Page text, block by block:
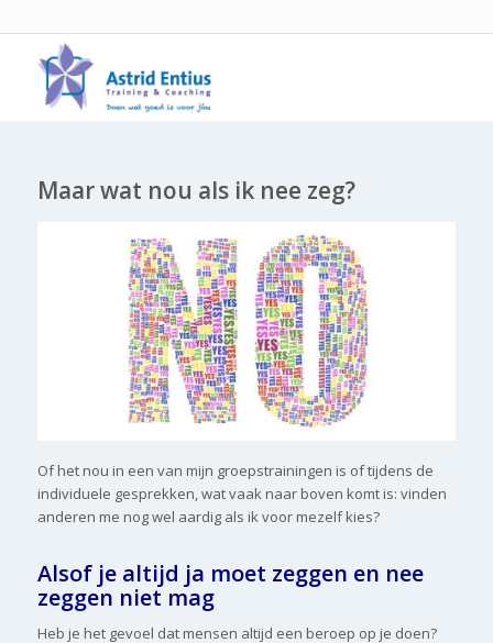
Maar wat nou als ik nee zeg?
Of het nou in een van mijn groepstrainingen is of tijdens de
individuele gesprekken, wat vaak naar boven komt is: vinden
anderen me nog wel aardig als ik voor mezelf kies?
Alsof je altijd ja moet zeggen en nee
zeggen niet mag
Heb je het gevoel dat mensen altijd een beroep op je doen?